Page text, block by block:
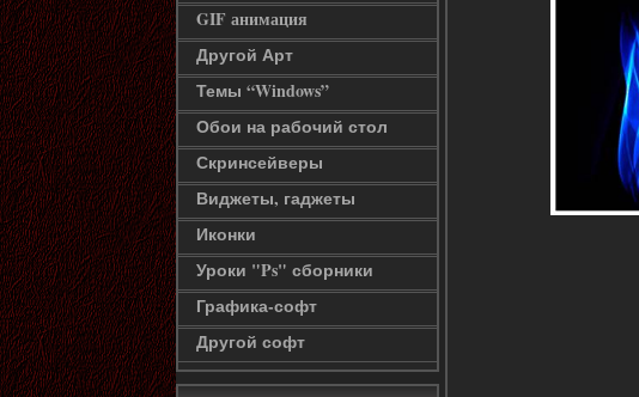
GIF анимация
Другой Арт
Темы “Windows”
Обои на рабочий стол
Скринсейверы
Виджеты, гаджеты
Иконки
Уроки "Ps" сборники
Графика-софт
Другой софт